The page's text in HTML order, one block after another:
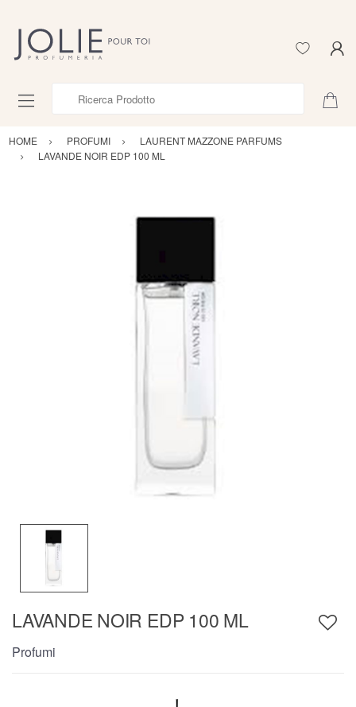
HOME PROFUMI
LAURENT MAZZONE PARFUMS
LAVANDE NOIR EDP 100 ML
LAVANDE NOIR EDP 100 ML
Profumi